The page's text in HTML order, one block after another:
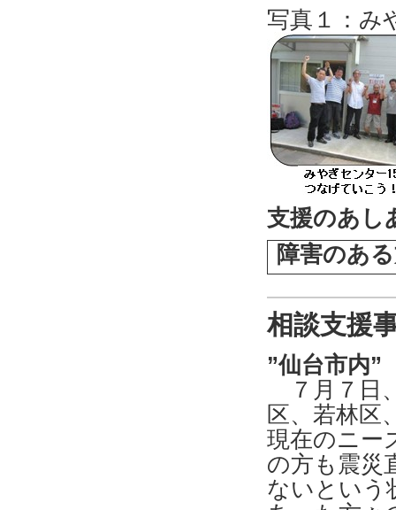
写真１：み
支援のあし
障害のあ
相談支援
”仙台市内”
７月７日
区、若林区
現在のニー
の方も震災
ないという